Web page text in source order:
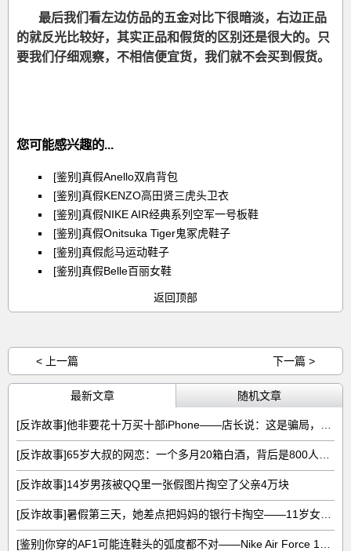
最后我们看左边仿品的五金对比下很暗淡，右边正品
的就反光比较好，其实正品和假货的区别还是很大的。只
要我们仔细观察，不相信便宜货，我们就不会买到假货。
您可能感兴趣的...
[鉴别]真假Anello双肩背包
[鉴别]真假KENZO高田贤三虎头卫衣
[鉴别]真假NIKE AIR经典系列空军一号板鞋
[鉴别]真假Onitsuka Tiger鬼冢虎鞋子
[鉴别]真假彪马运动鞋子
[鉴别]真假Belle百丽女鞋
返回顶部
< 上一篇 下一篇 >
最新文章 随机文章
[反诈故事]14岁男孩被QQ里一张假图片掏空了父亲4万块